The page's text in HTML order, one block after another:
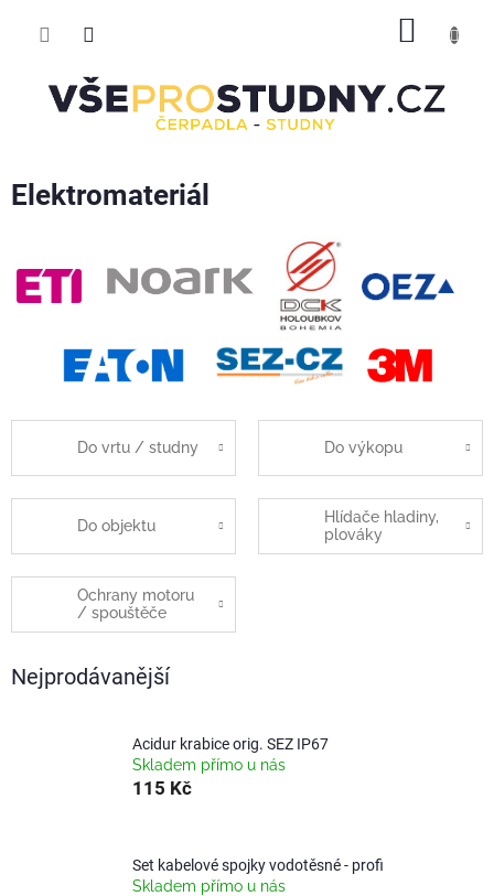
Elektromateriál
Do vrtu / studny Do výkopu
Do objektu
Hlídače hladiny,
plováky
Ochrany motoru
/ spouštěče
Nejprodávanější
Acidur krabice orig. SEZ IP67
Skladem přímo u nás
115 Kč
Set kabelové spojky vodotěsné - profi
Skladem přímo u nás